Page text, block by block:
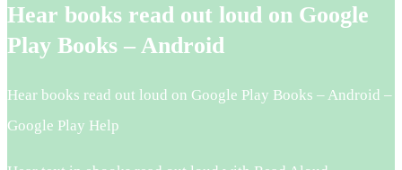
Hear books read out loud on Google
Play Books – Android
Hear books read out loud on Google Play Books – Android –
Google Play Help